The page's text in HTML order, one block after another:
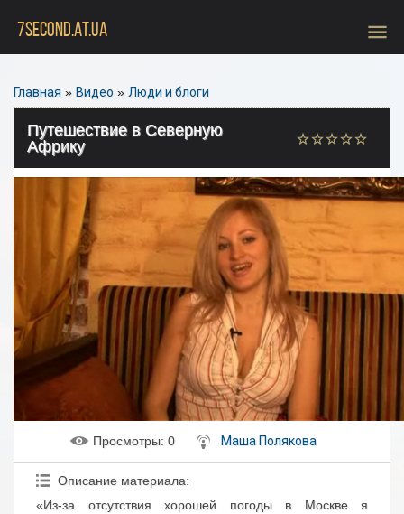
7SECOND.AT.UA menu
Главная » Видео » Люди и блоги
Путешествие в Северную
Африку
Просмотры: 0 Маша Полякова
Описание материала:
«Из-за отсутствия хорошей погоды в Москве я